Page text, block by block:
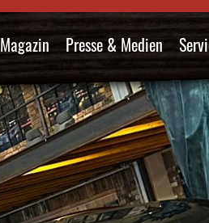
Magazin Presse & Medien